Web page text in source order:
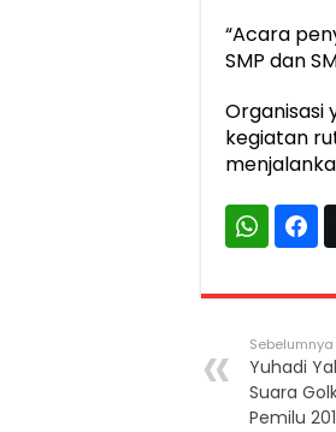
“Acara
SMP dan
Organisasi
kegiatan
Sebelumnya
Yuhadi
Suara
Pemilu